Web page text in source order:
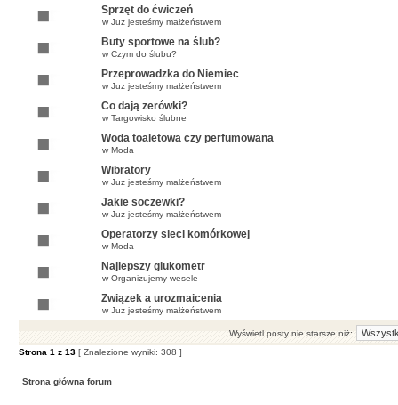
Sprzęt do ćwiczeń
w Już jesteśmy małżeństwem
Buty sportowe na ślub?
w Czym do ślubu?
Przeprowadzka do Niemiec
w Już jesteśmy małżeństwem
Co dają zerówki?
w Targowisko ślubne
Woda toaletowa czy perfumowana
w Moda
Wibratory
w Już jesteśmy małżeństwem
Jakie soczewki?
w Już jesteśmy małżeństwem
Operatorzy sieci komórkowej
w Moda
Najlepszy glukometr
w Organizujemy wesele
Związek a urozmaicenia
w Już jesteśmy małżeństwem
Wyświetl posty nie starsze niż:
Strona 1 z 13 [ Znalezione wyniki: 308 ]
Strona główna forum